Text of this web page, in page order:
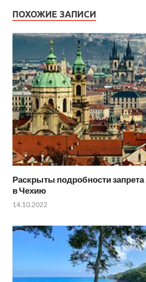
ПОХОЖИЕ ЗАПИСИ
Раскрыты подробности запрета
в Чехию
14.10.2022